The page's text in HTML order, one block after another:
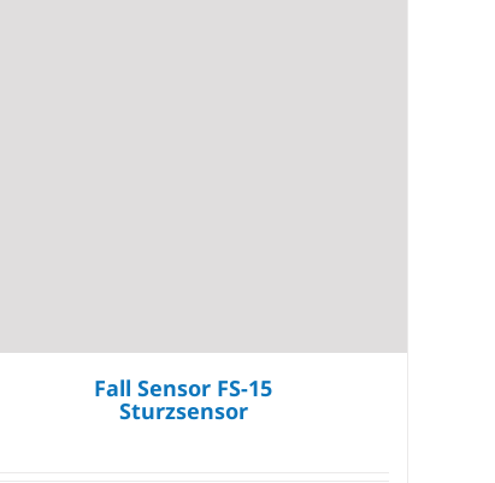
Fall Sensor FS-15
Sturzsensor